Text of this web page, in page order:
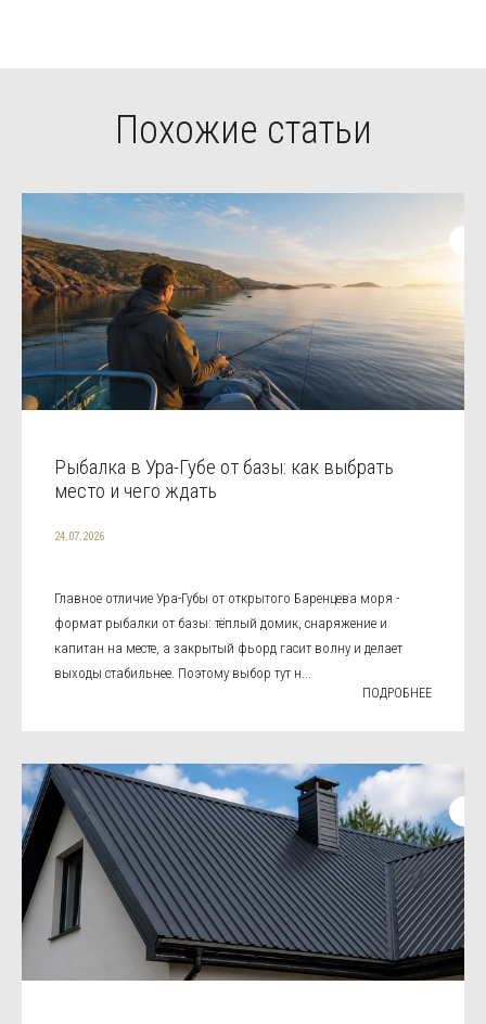
Похожие статьи
Рыбалка в Ура-Губе от базы: как выбрать
место и чего ждать
24.07.2026
Главное отличие Ура-Губы от открытого Баренцева моря -
формат рыбалки от базы: тёплый домик, снаряжение и
капитан на месте, а закрытый фьорд гасит волну и делает
выходы стабильнее. Поэтому выбор тут н...
ПОДРОБНЕЕ